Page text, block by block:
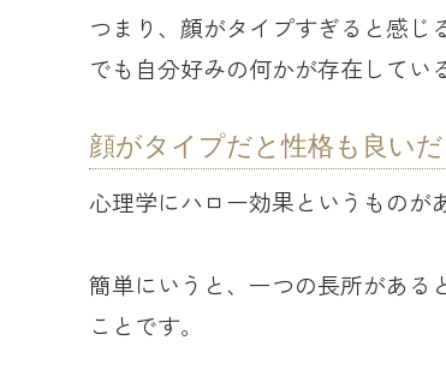
つまり、顔がタイプすぎると感
でも自分好みの何かが存在してい
顔がタイプだと性格も良い
心理学にハロー効果というものが
簡単にいうと、一つの長所がある
ことです。